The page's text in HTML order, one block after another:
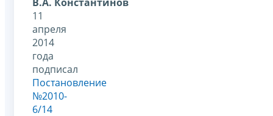
11
апреля
2014
года
подписал
Постановление
№2010-
6/14